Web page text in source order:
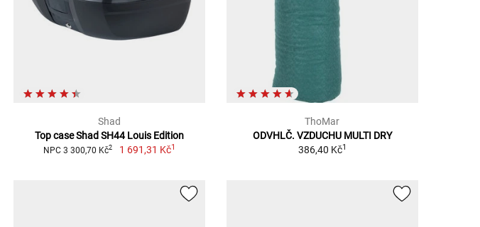
Shad
Top case Shad SH44 Louis Edition
NPC 3 300,70 Kč2 1 691,31 Kč1
ThoMar
ODVHLČ. VZDUCHU MULTI DRY
386,40 Kč1